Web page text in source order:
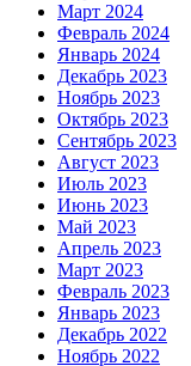
Март 2024
Февраль 2024
Январь 2024
Декабрь 2023
Ноябрь 2023
Октябрь 2023
Сентябрь 2023
Август 2023
Июль 2023
Июнь 2023
Май 2023
Апрель 2023
Март 2023
Февраль 2023
Январь 2023
Декабрь 2022
Ноябрь 2022